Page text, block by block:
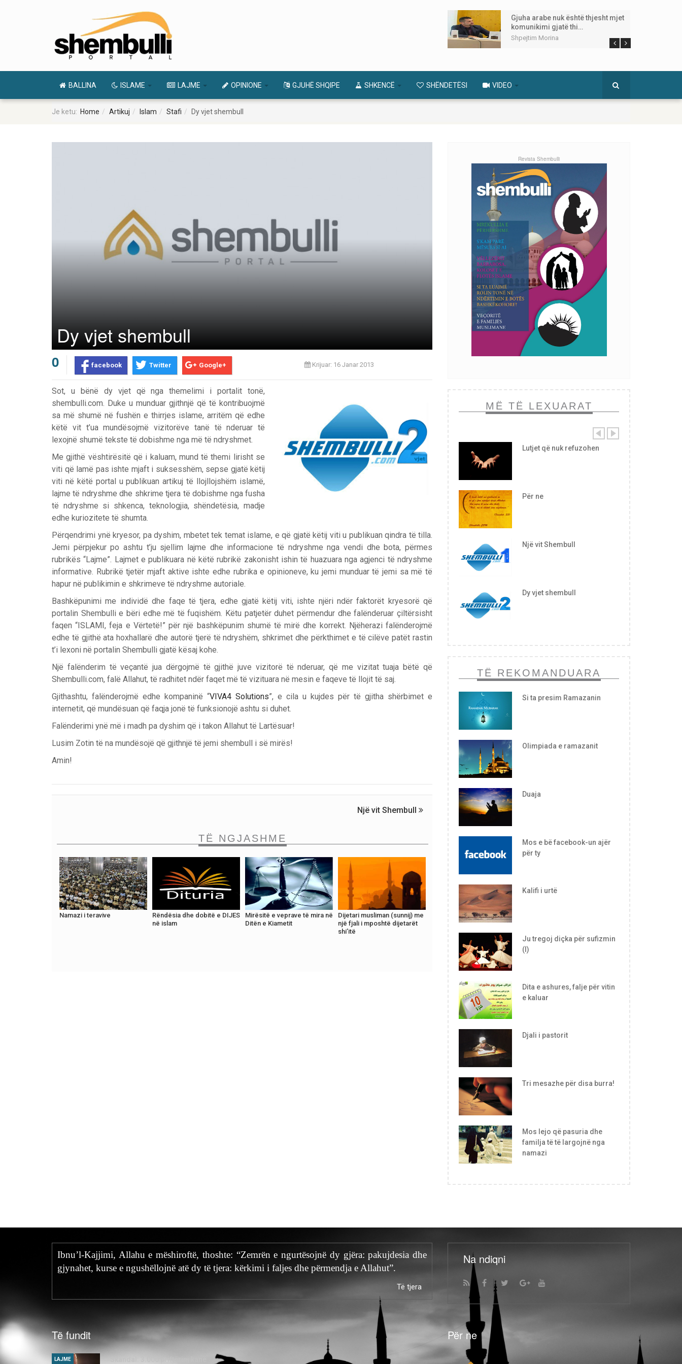
Gjuha arabe nuk është thjesht mjet
komunikimi gjatë thi…
Shpejtim Morina
BALLINA ISLAME LAJME OPINIONE GJUHË SHQIPE SHKENCË SHËNDETËSI VIDEO
Je ketu: Home Artikuj Islam Stafi Dy vjet shembull
Dy vjet shembull
0 facebook Twitter Google+ Krijuar: 16 Janar 2013
Sot, u bënë dy vjet që nga themelimi i portalit tonë,
shembulli.com. Duke u munduar gjithnjë që të kontribuojmë
sa më shumë në fushën e thirrjes islame, arritëm që edhe
këtë vit t’ua mundësojmë vizitorëve tanë të nderuar të
lexojnë shumë tekste të dobishme nga më të ndryshmet.
Me gjithë vështirësitë që i kaluam, mund të themi lirisht se
viti që lamë pas ishte mjaft i suksesshëm, sepse gjatë këtij
viti në këtë portal u publikuan artikuj të llojllojshëm islamë,
lajme të ndryshme dhe shkrime tjera të dobishme nga fusha
të ndryshme si shkenca, teknologjia, shëndetësia, madje
edhe kuriozitete të shumta.
Përqendrimi ynë kryesor, pa dyshim, mbetet tek temat islame, e që gjatë këtij viti u publikuan qindra të tilla.
Jemi përpjekur po ashtu t’ju sjellim lajme dhe informacione të ndryshme nga vendi dhe bota, përmes
rubrikës “Lajme”. Lajmet e publikuara në këtë rubrikë zakonisht ishin të huazuara nga agjenci të ndryshme
informative. Rubrikë tjetër mjaft aktive ishte edhe rubrika e opinioneve, ku jemi munduar të jemi sa më të
hapur në publikimin e shkrimeve të ndryshme autoriale.
Bashkëpunimi me individë dhe faqe të tjera, edhe gjatë këtij viti, ishte njëri ndër faktorët kryesorë që
portalin Shembulli e bëri edhe më të fuqishëm. Këtu patjetër duhet përmendur dhe falënderuar çiltërsisht
faqen “ISLAMI, feja e Vërtetë!” për një bashkëpunim shumë të mirë dhe korrekt. Njëherazi falënderojmë
edhe të gjithë ata hoxhallarë dhe autorë tjerë të ndryshëm, shkrimet dhe përkthimet e të cilëve patët rastin
t’i lexoni në portalin Shembulli gjatë kësaj kohe.
Një falënderim të veçantë jua dërgojmë të gjithë juve vizitorë të nderuar, që me vizitat tuaja bëtë që
Shembulli.com, falë Allahut, të radhitet ndër faqet më të vizituara në mesin e faqeve të llojit të saj.
Gjithashtu, falënderojmë edhe kompaninë “VIVA4 Solutions”, e cila u kujdes për të gjitha shërbimet e
internetit, që mundësuan që faqja jonë të funksionojë ashtu si duhet.
Falënderimi ynë më i madh pa dyshim që i takon Allahut të Lartësuar!
Lusim Zotin të na mundësojë që gjithnjë të jemi shembull i së mirës!
Amin!
Një vit Shembull
TË NGJASHME
Namazi i teravive
Rëndësia dhe dobitë e DIJES
në islam
Mirësitë e veprave të mira në
Ditën e Kiametit
Dijetari musliman (sunnij) me
një fjali i mposhtë dijetarët
shi’itë
Revista Shembulli
MË TË LEXUARAT
Lutjet që nuk refuzohen
Për ne
Një vit Shembull
Dy vjet shembull
TË REKOMANDUARA
Si ta presim Ramazanin
Olimpiada e ramazanit
Duaja
Mos e bë facebook-un ajër
për ty
Kalifi i urtë
Ju tregoj diçka për sufizmin
(I)
Dita e ashures, falje për vitin
e kaluar
Djali i pastorit
Tri mesazhe për disa burra!
Mos lejo që pasuria dhe
familja të të largojnë nga
namazi
Ibnu’l-Kajjimi, Allahu e mëshiroftë, thoshte: “Zemrën e ngurtësojnë dy gjëra: pakujdesia dhe
gjynahet, kurse e ngushëllojnë atë dy të tjera: kërkimi i faljes dhe përmendja e Allahut”.
Të tjera
Na ndiqni
Të fundit
LAJME
Për ne